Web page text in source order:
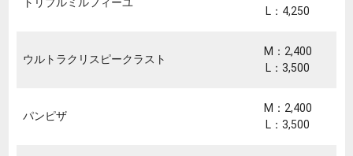
L：4,250
ウルトラクリスピークラスト
M：2,400
L：3,500
パンピザ
M：2,400
L：3,500